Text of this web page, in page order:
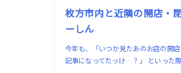
枚方市内と近隣の開店・
ーしん
今年も、「いつか見たあのお店の開
記事になってたっけ…？」 といった